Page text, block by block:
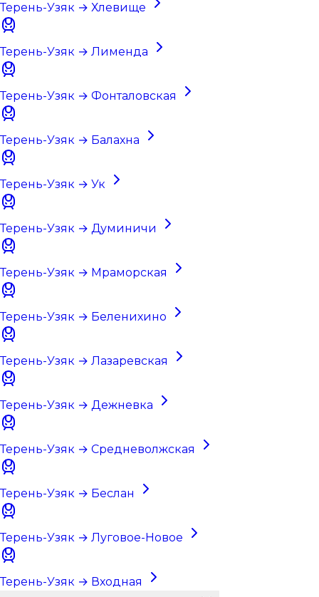
Терень-Узяк → Хлевище
Терень-Узяк → Лименда
Терень-Узяк → Фонталовская
Терень-Узяк → Балахна
Терень-Узяк → Ук
Терень-Узяк → Думиничи
Терень-Узяк → Мраморская
Терень-Узяк → Беленихино
Терень-Узяк → Лазаревская
Терень-Узяк → Дежневка
Терень-Узяк → Средневолжская
Терень-Узяк → Беслан
Терень-Узяк → Луговое-Новое
Терень-Узяк → Входная